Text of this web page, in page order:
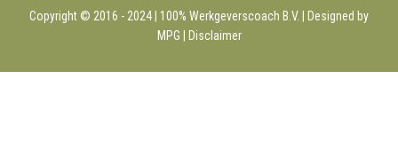
Copyright © 2016 - 2024 | 100% Werkgeverscoach B.V. | Designed by
MPG |
Disclaimer